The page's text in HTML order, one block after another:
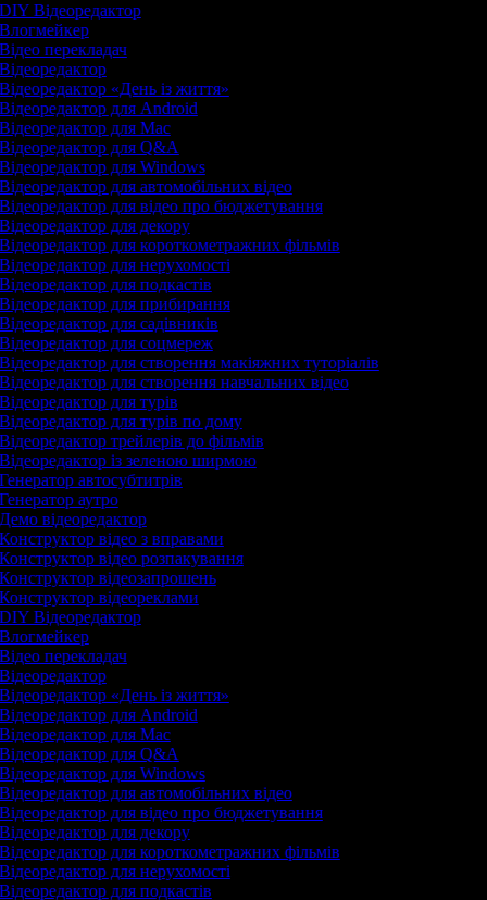
Відеоредактор
перекладач
«День із життя»
для Android
для Mac
для Q&A
для Windows
для автомобільних відео
для відео про бюджетування
для декору
для короткометражних фільмів
для нерухомості
для подкастів
для прибирання
для садівників
для соцмереж
для створення макіяжних туторіалів
для створення навчальних відео
для турів
для турів по дому
трейлерів до фільмів
із зеленою ширмою
автосубтитрів
аутро
відеоредактор
відео з вправами
відео розпакування
відеозапрошень
відеореклами
Відеоредактор
перекладач
«День із життя»
для Android
для Mac
для Q&A
для Windows
для автомобільних відео
для відео про бюджетування
для декору
для короткометражних фільмів
для нерухомості
для подкастів